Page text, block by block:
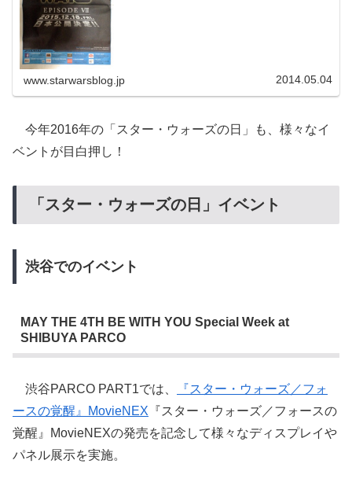
www.starwarsblog.jp 2014.05.04
今年2016年の「スター・ウォーズの日」も、様々なイ
ベントが目白押し！
「スター・ウォーズの日」イベント
渋谷でのイベント
MAY THE 4TH BE WITH YOU Special Week at
SHIBUYA PARCO
渋谷PARCO PART1では、
『スター・ウォーズ／フォ
ースの覚醒』MovieNEX 『スター・ウォーズ／フォースの
覚醒』MovieNEXの発売を記念して様々なディスプレイや
パネル展示を実施。